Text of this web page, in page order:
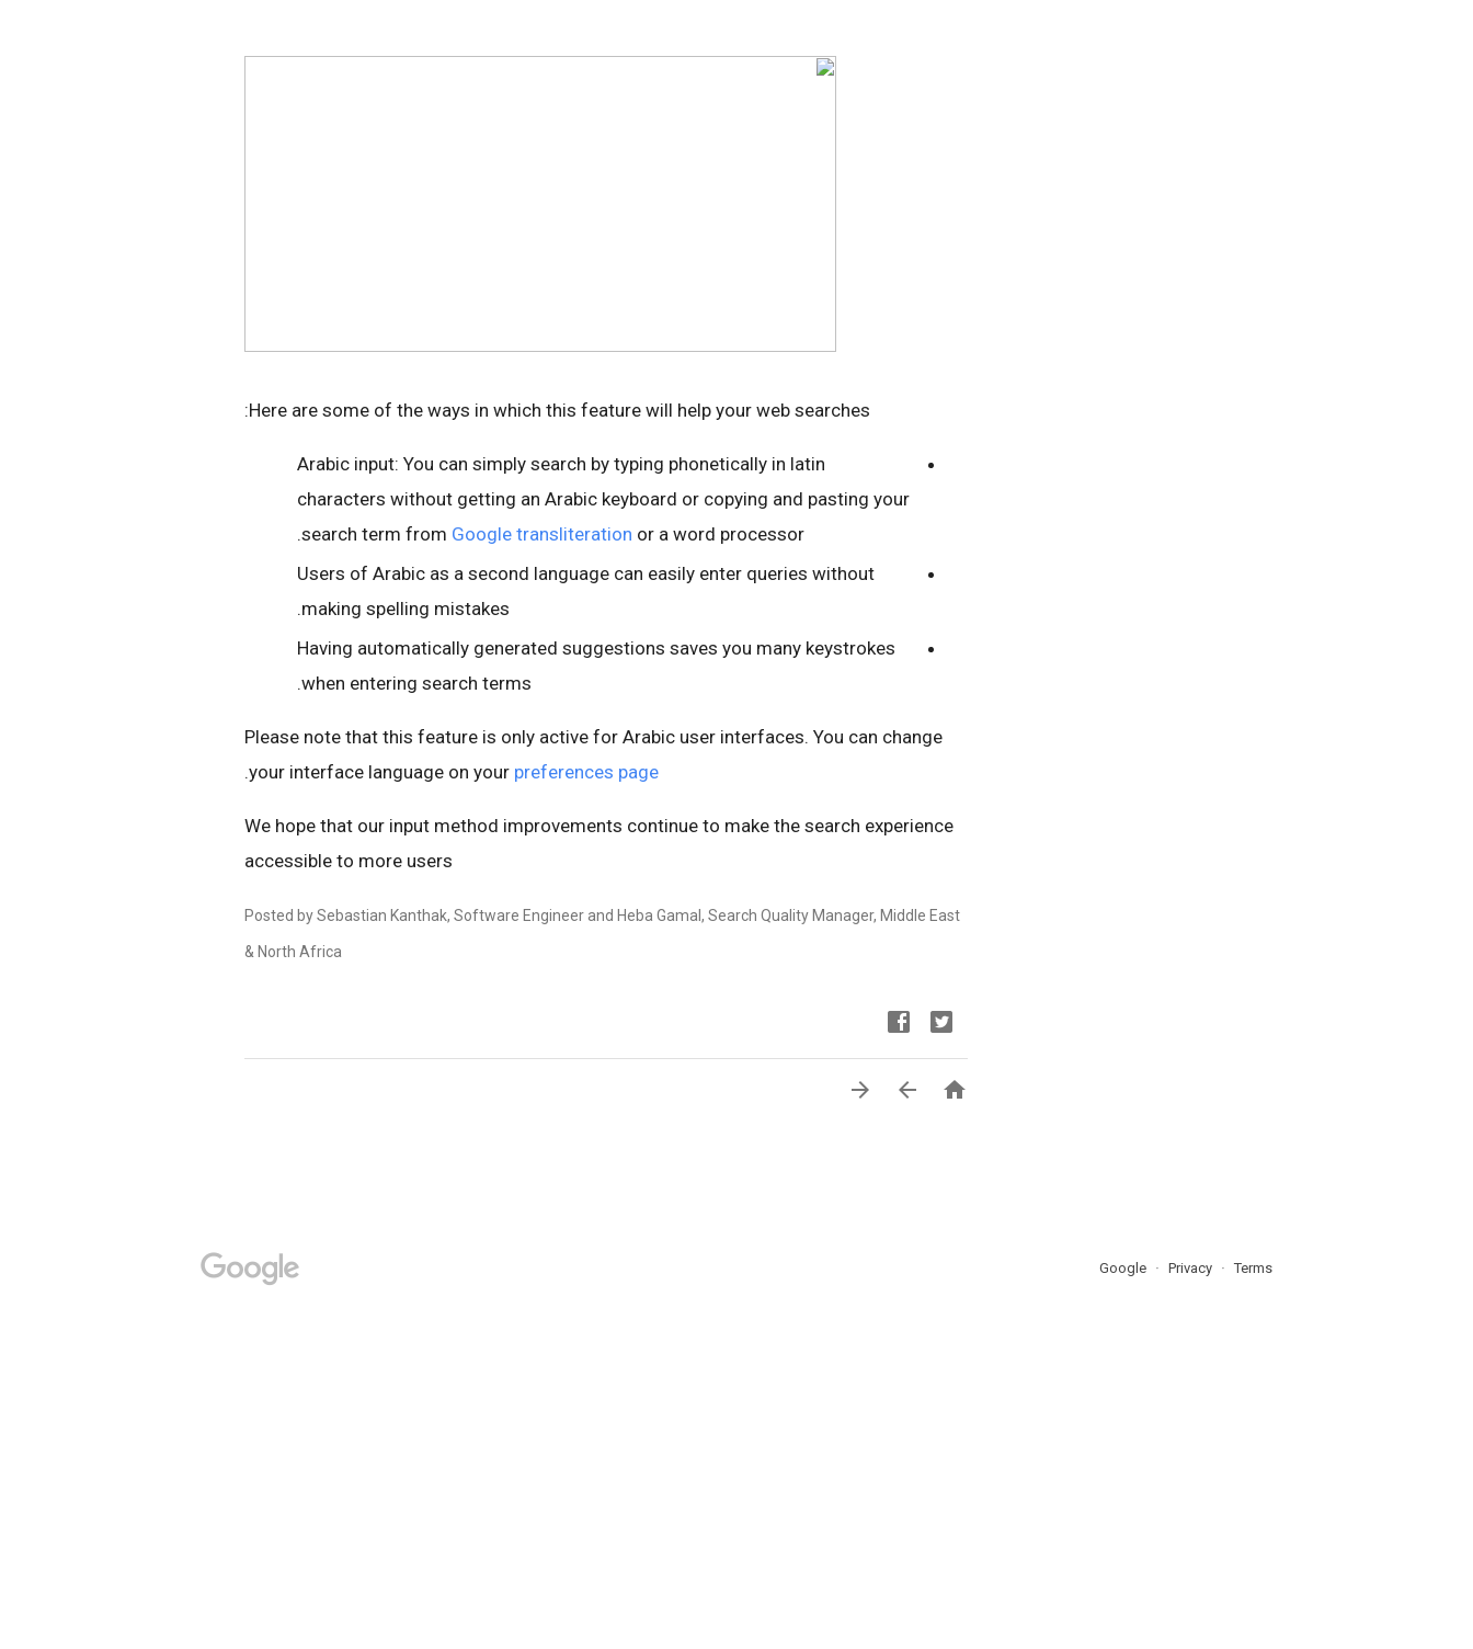
Here are some of the ways in which this feature will help your web searches:
Arabic input: You can simply search by typing phonetically in latin
characters without getting an Arabic keyboard or copying and pasting your
search term from Google transliteration or a word processor.
Users of Arabic as a second language can easily enter queries without
making spelling mistakes.
Having automatically generated suggestions saves you many keystrokes
when entering search terms.
Please note that this feature is only active for Arabic user interfaces. You can change
your interface language on your preferences page
.
We hope that our input method improvements continue to make the search experience
accessible to more users
Posted by Sebastian Kanthak, Software Engineer and Heba Gamal, Search Quality Manager, Middle East
& North Africa



Google Privacy Terms